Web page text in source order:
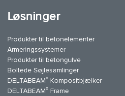
Løsninger
Produkter til betonelementer
Armeringssystemer
Produkter til betongulve
Boltede Søjlesamlinger
DELTABEAM® Kompositbjælker
DELTABEAM® Frame